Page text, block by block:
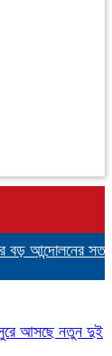
আন্দোলনের
আসছে নতুন দুই